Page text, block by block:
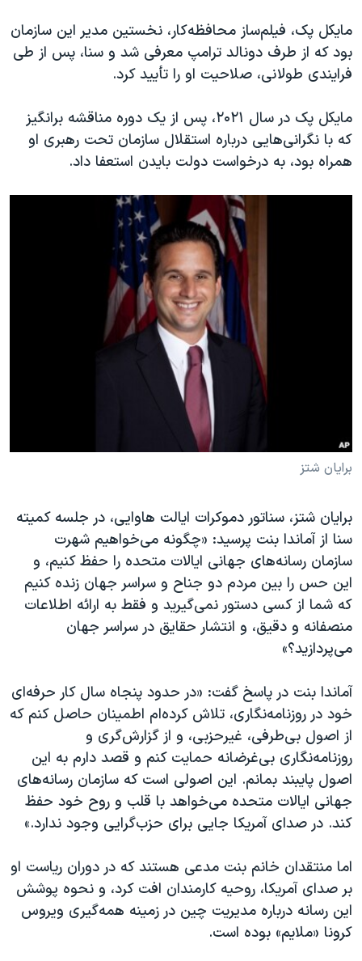
مایکل پک، فیلم‌ساز محافظه‌کار، نخستین مدیر این سازمان
بود که از طرف دونالد ترامپ معرفی شد و سنا، پس از طی
فرایندی طولانی، صلاحیت او را تأیید کرد.
مایکل پک در سال ۲۰۲۱، پس از یک دوره مناقشه برانگیز
که با نگرانی‌هایی درباره استقلال سازمان تحت رهبری او
همراه بود، به درخواست دولت بایدن استعفا داد.
برایان شتز
برایان شتز، سناتور دموکرات ایالت هاوایی، در جلسه کمیته
سنا از آماندا بنت پرسید: «چگونه می‌خواهیم شهرت
سازمان رسانه‌های جهانی ایالات متحده را حفظ کنیم، و
این حس را بین مردم دو جناح و سراسر جهان زنده کنیم
که شما از کسی دستور نمی‌گیرید و فقط به ارائه اطلاعات
منصفانه و دقیق، و انتشار حقایق در سراسر جهان
می‌پردازید؟»
آماندا بنت در پاسخ گفت: «در حدود پنجاه سال کار حرفه‌ای
خود در روزنامه‌نگاری، تلاش کرده‌ام اطمینان حاصل کنم که
از اصول بی‌طرفی، غیرحزبی، و از گزارش‌گری و
روزنامه‌نگاری بی‌غرضانه حمایت کنم و قصد دارم‌ به این
اصول پایبند بمانم. این اصولی است که سازمان رسانه‌های
جهانی ایالات متحده می‌خواهد با قلب و روح خود حفظ
کند. در صدای آمریکا جایی برای حزب‌گرایی وجود ندارد.»
اما منتقدان خانم بنت مدعی هستند که در دوران ریاست او
بر صدای آمریکا، روحیه کارمندان افت کرد، و نحوه پوشش
این رسانه درباره مدیریت چین در زمینه همه‌گیری ویروس
کرونا «ملایم» بوده است.